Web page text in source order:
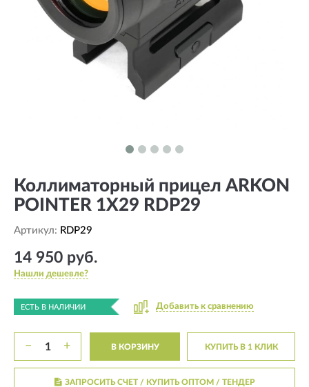
Коллиматорный прицел ARKON
POINTER 1X29 RDP29
Артикул: RDP29
14 950 руб.
Нашли дешевле?
ЕСТЬ В НАЛИЧИИ Добавить к сравнению
− + В КОРЗИНУ КУПИТЬ В 1 КЛИК
ЗАПРОСИТЬ СЧЕТ / КУПИТЬ ОПТОМ/ ТЕНДЕР